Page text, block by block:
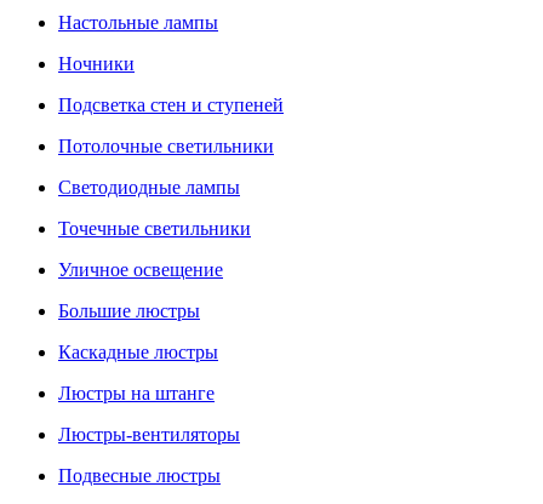
Настольные лампы
Ночники
Подсветка стен и ступеней
Потолочные светильники
Светодиодные лампы
Точечные светильники
Уличное освещение
Большие люстры
Каскадные люстры
Люстры на штанге
Люстры-вентиляторы
Подвесные люстры